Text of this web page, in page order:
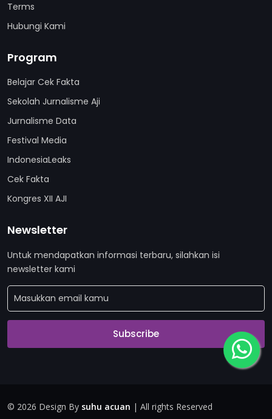
Terms
Hubungi Kami
Program
Belajar Cek Fakta
Sekolah Jurnalisme Aji
Jurnalisme Data
Festival Media
IndonesiaLeaks
Cek Fakta
Kongres XII AJI
Newsletter
Untuk mendapatkan informasi terbaru, silahkan isi
newsletter kami
Subscribe
© 2026 Design By suhu acuan | All rights Reserved